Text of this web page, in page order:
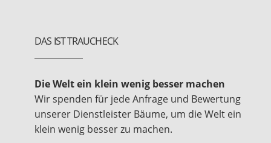
DAS IST TRAUCHECK
Die Welt ein klein wenig besser machen
Wir spenden für jede Anfrage und Bewertung
unserer Dienstleister Bäume, um die Welt ein
klein wenig besser zu machen.